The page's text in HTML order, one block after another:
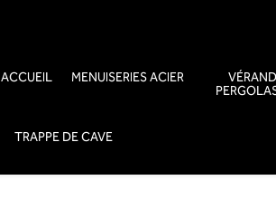
ACCUEIL MENUISERIES ACIER
TRAPPE DE CAVE